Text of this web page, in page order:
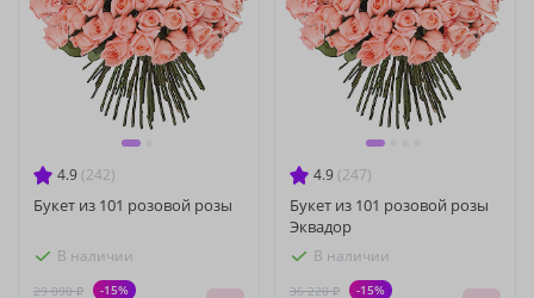
4.9 (242)
Букет из 101 розовой розы
В наличии
29 090 ₽ -15%
4.9 (247)
Букет из 101 розовой розы
Эквадор
В наличии
36 220 ₽ -15%